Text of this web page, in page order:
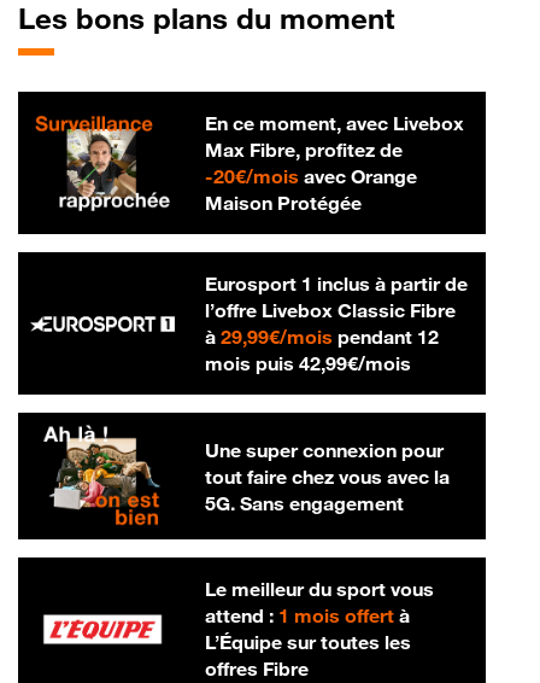
Les bons plans du moment
En ce moment, avec Livebox
Max Fibre, profitez de
-20€/mois20 € par mois
avec Orange
Maison Protégée
Eurosport 1 inclus à partir de
l’offre Livebox Classic Fibre
à 29,99€/mois29,99 € par mois
pendant 12
mois puis 42,99€/mois42,99 € par
Une super connexion pour
tout faire chez vous avec la
5G. Sans engagement
Le meilleur du sport vous
attend : 1 mois offertà
L’Équipe sur toutes les
offres Fibre